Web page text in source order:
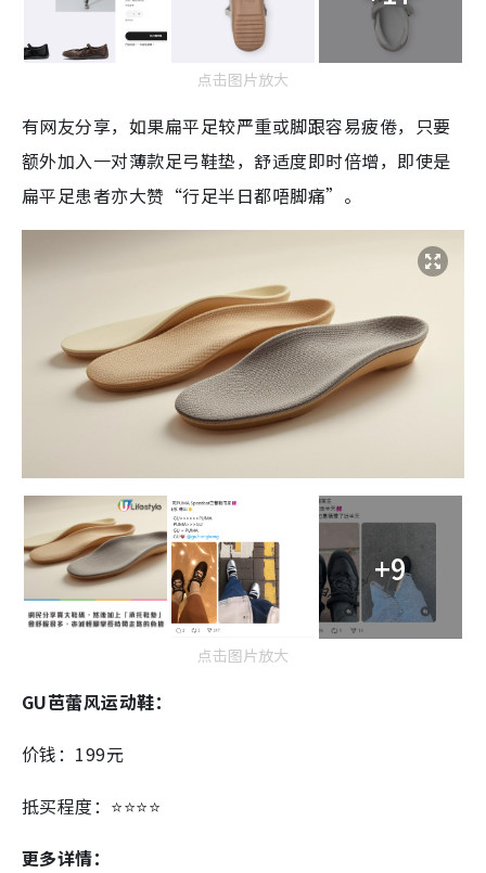
点击图片放大
有网友分享，如果扁平足较严重或脚跟容易疲倦，只要
额外加入一对薄款足弓鞋垫，舒适度即时倍增，即使是
扁平足患者亦大赞“行足半日都唔脚痛”。
+9
点击图片放大
GU芭蕾风运动鞋：
价钱：199元
抵买程度：⭐⭐⭐⭐
更多详情：